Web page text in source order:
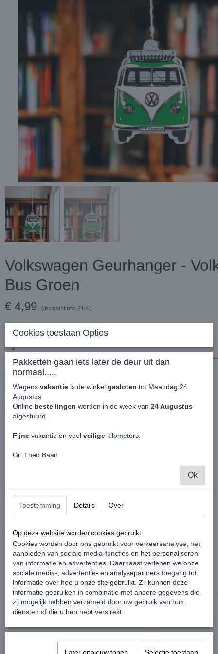
Volkswagen Geurhanger -
Bus Groen
€ 4,99 (inclusief btw 21%)
Aantal
Volkswagen Geurhanger - Volkswagen T1 Bus Groen
Heerlijk om even een frisse lucht in je bedrijfswagen te hebben.
Makkelijk te bevestigen door het elastiek aan de geurkaart.
Origineel VW Patent product.
Geur: Appel
Ook interessant
Cookies toestaan Opties
Pakketten gaan iets later de deur uit dan
normaal.....
Wegens vakantie is de winkel gesloten tot Maandag 24
Augustus.
Online bestellingen worden in de week van 24 Augustus
afgestuurd.
Fijne vakantie en veel veilige kilometers.
Gr. Theo Baan
Ok
Toestemming Details Over
Op deze website worden cookies gebruikt
Cookies worden door ons gebruikt voor verkeersanalyse, het
aanbieden van sociale media-functies en het personaliseren
van informatie en advertenties. Daarnaast verlenen we onze
sociale media-, advertentie- en analysepartners toegang tot
informatie over hoe u onze site gebruikt. Zij kunnen deze
informatie gebruiken in combinatie met andere gegevens die
zij mogelijk hebben verzameld door uw gebruik van hun
diensten of die u hen hebt verstrekt.
Later opnieuw tonen Selectie toestaan